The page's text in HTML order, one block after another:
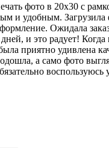
фото в 20х30 с
и удобным. Загрузила
Ожидала
дней, и это радует!
приятно удивлена
а само фото
воспользуюсь